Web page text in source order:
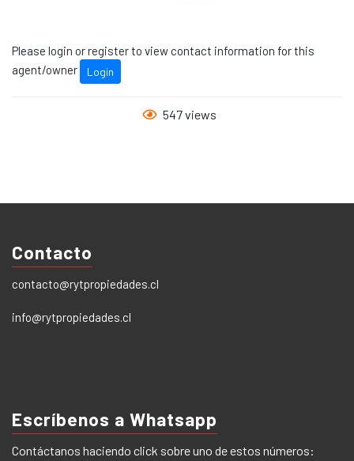
Please login or register to view contact information for this
agent/owner
Login
547 views
Contacto
contacto@rytpropiedades.cl
info@rytpropiedades.cl
Escríbenos a Whatsapp
Contáctanos haciendo click sobre uno de estos números: